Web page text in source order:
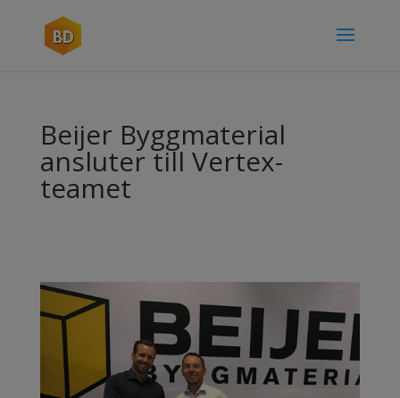
Beijer Byggmaterial
ansluter till Vertex-
teamet